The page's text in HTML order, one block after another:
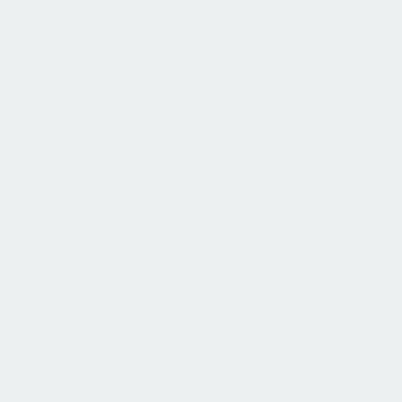
DIREKSIYON
Çıkma Direksiyon
İhtiyacınız